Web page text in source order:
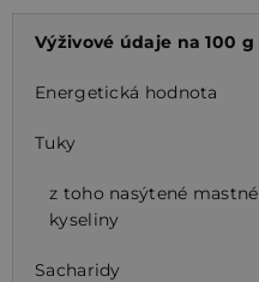
Výživové údaje na 100 g
Energetická hodnota
Tuky
z toho nasýtené mastné
kyseliny
Sacharidy